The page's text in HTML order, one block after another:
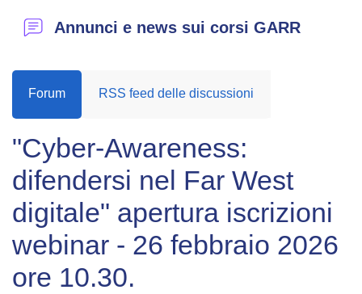
Annunci e news sui corsi GARR
Forum RSS feed delle discussioni
"Cyber-Awareness:
difendersi nel Far West
digitale" apertura iscrizioni
webinar - 26 febbraio 2026
ore 10.30.